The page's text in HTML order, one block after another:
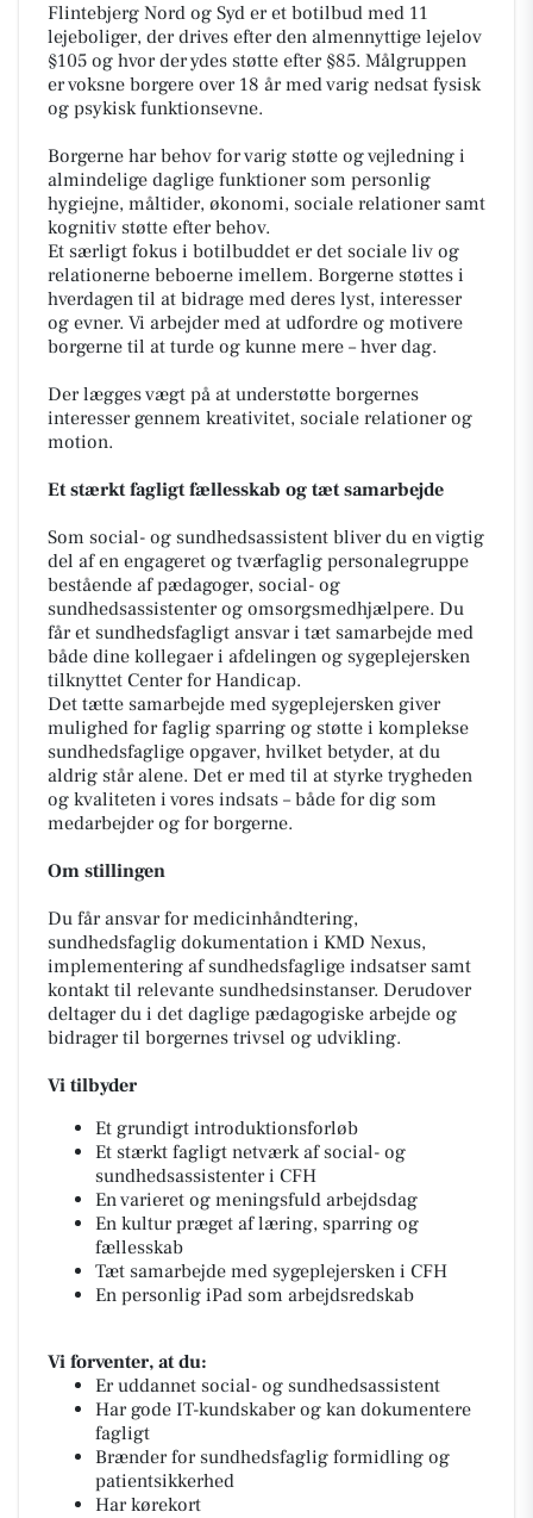
Flintebjerg Nord og Syd er et botilbud med 11
lejeboliger, der drives efter den almennyttige lejelov
§105 og hvor der ydes støtte efter §85. Målgruppen
er voksne borgere over 18 år med varig nedsat fysisk
og psykisk funktionsevne.
Borgerne har behov for varig støtte og vejledning i
almindelige daglige funktioner som personlig
hygiejne, måltider, økonomi, sociale relationer samt
kognitiv støtte efter behov.
Et særligt fokus i botilbuddet er det sociale liv og
relationerne beboerne imellem. Borgerne støttes i
hverdagen til at bidrage med deres lyst, interesser
og evner. Vi arbejder med at udfordre og motivere
borgerne til at turde og kunne mere – hver dag.
Der lægges vægt på at understøtte borgernes
interesser gennem kreativitet, sociale relationer og
motion.
Et stærkt fagligt fællesskab og tæt samarbejde
Som social- og sundhedsassistent bliver du en vigtig
del af en engageret og tværfaglig personalegruppe
bestående af pædagoger, social- og
sundhedsassistenter og omsorgsmedhjælpere. Du
får et sundhedsfagligt ansvar i tæt samarbejde med
både dine kollegaer i afdelingen og sygeplejersken
tilknyttet Center for Handicap.
Det tætte samarbejde med sygeplejersken giver
mulighed for faglig sparring og støtte i komplekse
sundhedsfaglige opgaver, hvilket betyder, at du
aldrig står alene. Det er med til at styrke trygheden
og kvaliteten i vores indsats – både for dig som
medarbejder og for borgerne.
Om stillingen
Du får ansvar for medicinhåndtering,
sundhedsfaglig dokumentation i KMD Nexus,
implementering af sundhedsfaglige indsatser samt
kontakt til relevante sundhedsinstanser. Derudover
deltager du i det daglige pædagogiske arbejde og
bidrager til borgernes trivsel og udvikling.
Vi tilbyder
Et grundigt introduktionsforløb
Et stærkt fagligt netværk af social- og
sundhedsassistenter i CFH
En varieret og meningsfuld arbejdsdag
En kultur præget af læring, sparring og
fællesskab
Tæt samarbejde med sygeplejersken i CFH
En personlig iPad som arbejdsredskab
Vi forventer, at du:
Er uddannet social- og sundhedsassistent
Har gode IT-kundskaber og kan dokumentere
fagligt
Brænder for sundhedsfaglig formidling og
patientsikkerhed
Har kørekort